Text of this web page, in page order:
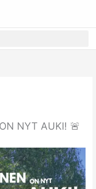
NYT AUKI! 🚨